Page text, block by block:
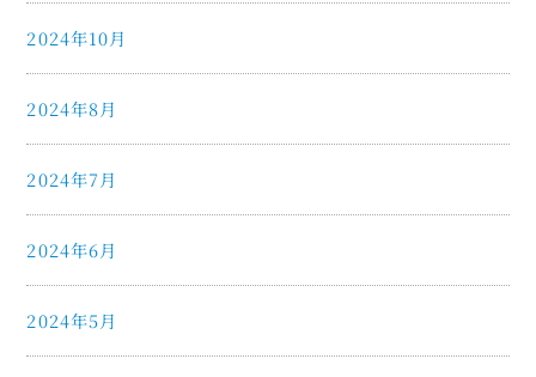
2024年10月
2024年8月
2024年7月
2024年6月
2024年5月